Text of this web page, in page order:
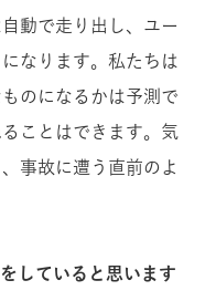
動で走り出し、ユー
なります。私たちは
のになるかは予測で
ことはできます。気
事故に遭う直前のよ
していると思います